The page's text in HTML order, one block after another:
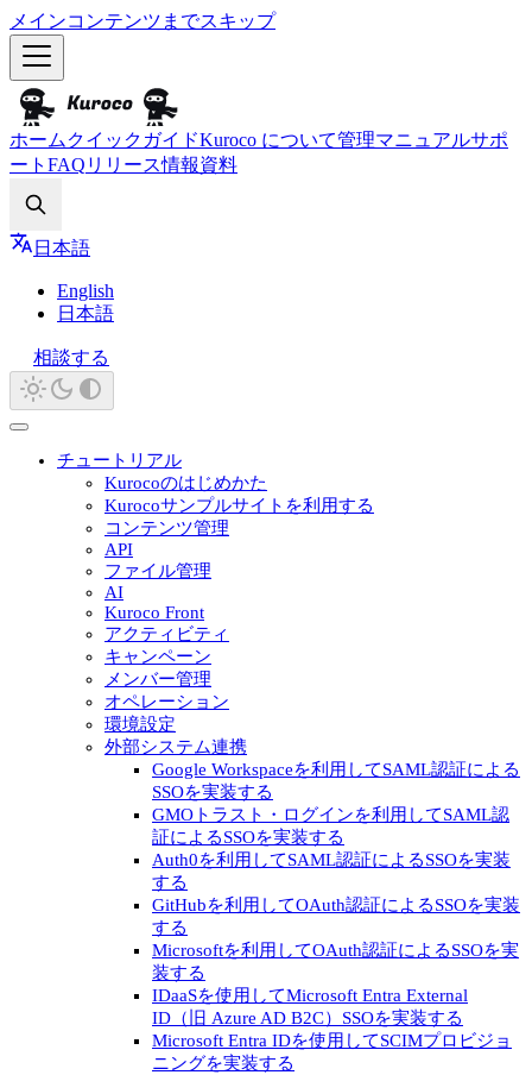
メインコンテンツまでスキップ
ホーム クイックガイドKuroco について管理マニュアルサポ
ート FAQ リリース情報資料
日本語
English
日本語
相談する
チュートリアル
Kurocoのはじめかた
Kurocoサンプルサイトを利用する
コンテンツ管理
API
ファイル管理
AI
Kuroco Front
アクティビティ
キャンペーン
メンバー管理
オペレーション
環境設定
外部システム連携
Google Workspaceを利用してSAML認証による
SSOを実装する
GMOトラスト・ログインを利用してSAML認
証によるSSOを実装する
Auth0を利用してSAML認証によるSSOを実装
する
GitHubを利用してOAuth認証によるSSOを実装
する
Microsoftを利用してOAuth認証によるSSOを実
装する
IDaaSを使用してMicrosoft Entra External
ID（旧 Azure AD B2C）SSOを実装する
Microsoft Entra IDを使用してSCIMプロビジョ
ニングを実装する